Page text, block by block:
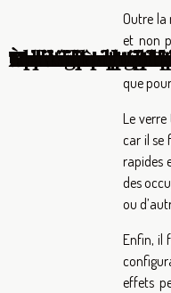
Outre la
et non
que
Le
car il se
rapides
des
ou
Enfin, il
effets
À quoi rêvent les
Comment les
Comment
Comment
Comment les
Comment
Comment
Comment les
Maximiser
Choisir un
Comment les
Comment les
Utiliser les
Maximiser
Maximiser
Techniques
Conseils pour
Guide d'achat :
Techniques
Optimisation de
Solutions anti-
Comment
Stratégies pour
10 astuces pour
Transformer